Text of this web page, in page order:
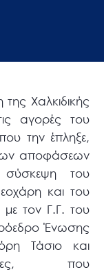
Χαλκιδικής
αγορές του
την έπληξε,
αποφάσεων
του
και του
τον Γ.Γ. του
Ένωσης
Τάσιο και
που